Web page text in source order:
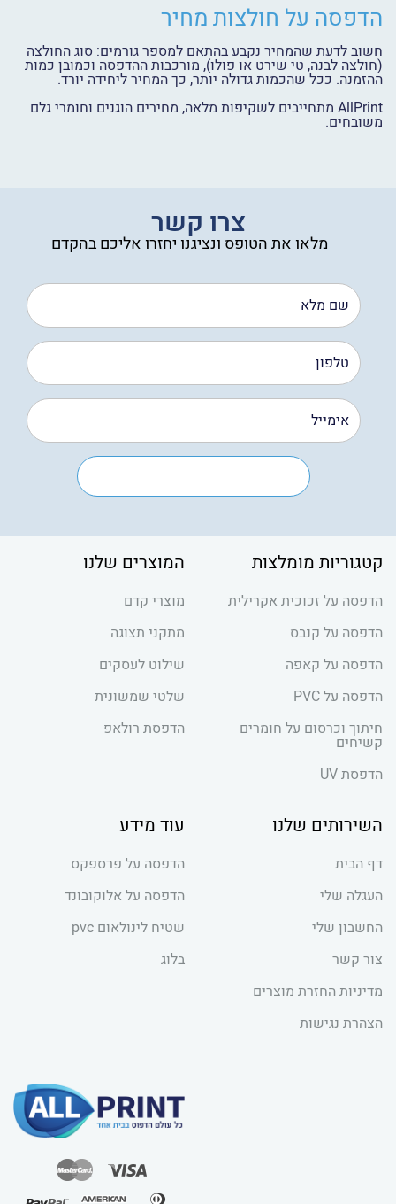
הדפסה על חולצות מחיר
חשוב לדעת שהמחיר נקבע בהתאם למספר גורמים: סוג החולצה
(חולצה לבנה, טי שירט או פולו), מורכבות ההדפסה וכמובן כמות
ההזמנה. ככל שהכמות גדולה יותר, כך המחיר ליחידה יורד.
AllPrint מתחייבים לשקיפות מלאה, מחירים הוגנים וחומרי גלם
משובחים.
צרו קשר
מלאו את הטופס ונציגנו יחזרו אליכם בהקדם
קטגוריות מומלצות
הדפסה על זכוכית אקרילית
הדפסה על קנבס
הדפסה על קאפה
הדפסה על PVC
חיתוך וכרסום על חומרים
קשיחים
הדפסת UV
המוצרים שלנו
מוצרי קדם
מתקני תצוגה
שילוט לעסקים
שלטי שמשונית
הדפסת רולאפ
השירותים שלנו
דף הבית
העגלה שלי
החשבון שלי
צור קשר
מדיניות החזרת מוצרים
הצהרת נגישות
עוד מידע
הדפסה על פרספקס
הדפסה על אלוקובונד
שטיח לינולאום pvc
בלוג